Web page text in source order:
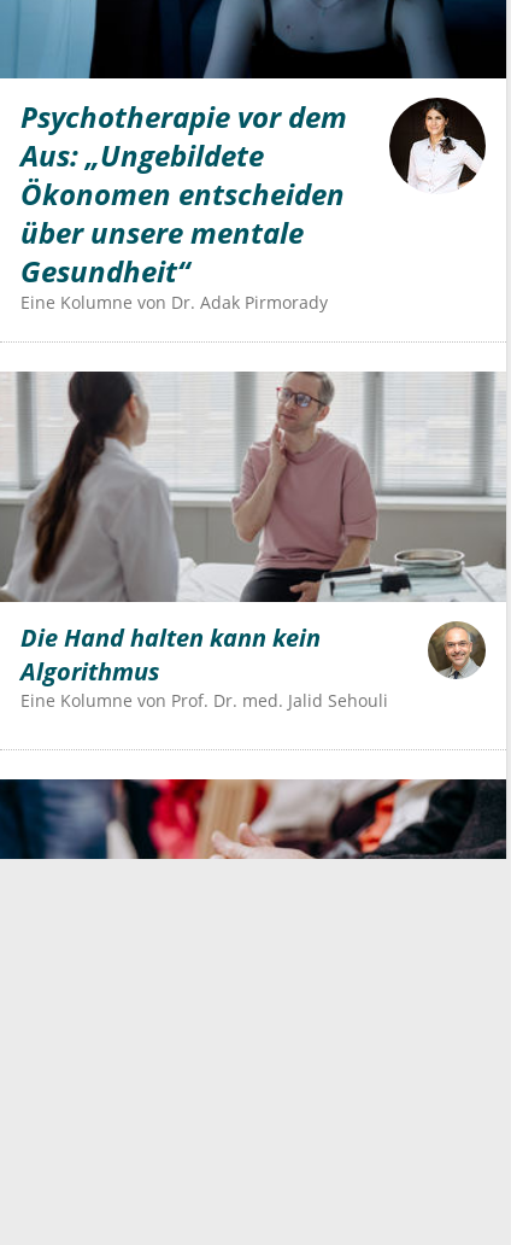
Psychotherapie vor dem
Aus: „Ungebildete
Ökonomen entscheiden
über unsere mentale
Gesundheit“
Eine Kolumne von Dr. Adak Pirmorady
Die Hand halten kann kein
Algorithmus
Eine Kolumne von Prof. Dr. med. Jalid Sehouli